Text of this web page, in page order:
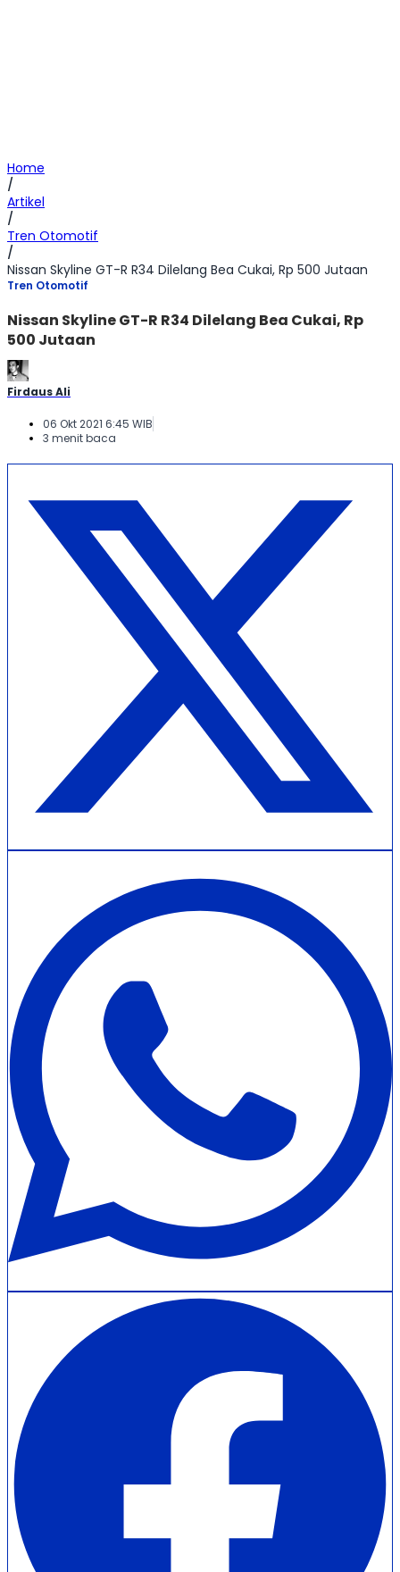
Home
/
Artikel
/
Tren Otomotif
/
Nissan Skyline GT-R R34 Dilelang Bea Cukai, Rp 500 Jutaan
Tren Otomotif
Nissan Skyline GT-R R34 Dilelang Bea Cukai, Rp
500 Jutaan
Firdaus Ali
06 Okt 2021 6:45 WIB
3 menit baca